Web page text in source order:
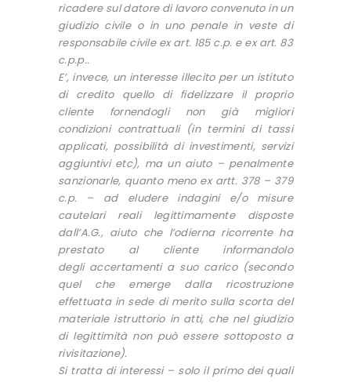
ricadere sul datore di lavoro convenuto in un
giudizio civile o in uno penale in veste di
responsabile civile ex art. 185 c.p. e ex art. 83
c.p.p..
E’, invece, un interesse illecito per un istituto
di credito quello di fidelizzare il proprio
cliente fornendogli non già migliori
condizioni contrattuali (in termini di tassi
applicati, possibilità di investimenti, servizi
aggiuntivi etc), ma un aiuto – penalmente
sanzionarle, quanto meno ex artt. 378 – 379
c.p. – ad eludere indagini e/o misure
cautelari reali legittimamente disposte
dall’A.G., aiuto che l’odierna ricorrente ha
prestato al cliente informandolo
degli accertamenti a suo carico (secondo
quel che emerge dalla ricostruzione
effettuata in sede di merito sulla scorta del
materiale istruttorio in atti, che nel giudizio
di legittimità non può essere sottoposto a
rivisitazione).
Si tratta di interessi – solo il primo dei quali